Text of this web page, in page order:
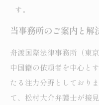
す。
当事務所のご案内と解
舟渡国際法律事務所（東
中国籍の依頼者を中心と
たる注力分野としており
て、松村大介弁護士が接